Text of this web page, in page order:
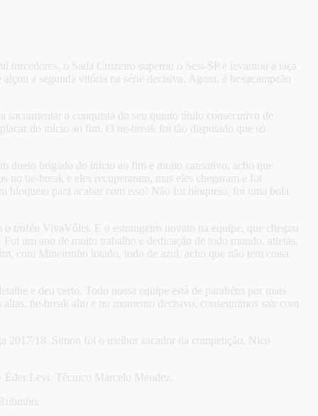
o Sada Cruzeiro superou o Sesi-SP e levantou a taça
a segunda vitória na série decisiva. Agora, é hexacampeão
a conquista do seu quinto título consecutivo de
do início ao fim. O tie-break foi tão disputado que só
duelo brigado do início ao fim e muito cansativo, acho que
tie-break e eles recuperaram, mas eles chegaram e foi
bloqueio para acabar com isso! Não foi bloqueio, foi uma bola
troféu VivaVôlei. E o estrangeiro novato na equipe, que chegou
um ano de muito trabalho e dedicação de todo mundo, atletas,
com Mineirinho lotado, todo de azul, acho que não tem coisa
e deu certo. Todo nossa equipe está de parabéns por mais
tie-break alto e no momento decisivo, conseguimos sair com
2017/18. Simon foi o melhor sacador da competição, Nico
Levi. Técnico Marcelo Mendez.